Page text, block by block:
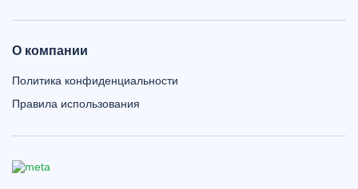
О компании
Политика конфиденциальности
Правила использования